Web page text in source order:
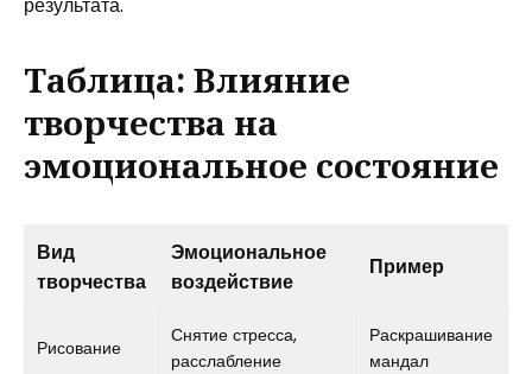
Таблица: Влияние
творчества на
эмоциональное состояние
Вид
творчества
Эмоциональное
воздействие
Пример
Рисование
Снятие стресса,
расслабление
Раскрашивание
мандал